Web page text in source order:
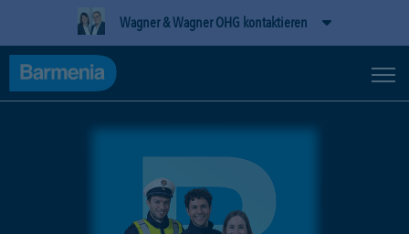
Wagner & Wagner OHG kontaktieren